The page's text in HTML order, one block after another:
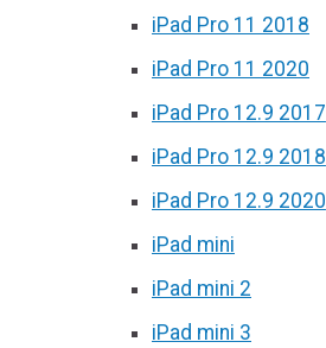
iPad Pro 11 2018
iPad Pro 11 2020
iPad Pro 12.9 2017
iPad Pro 12.9 2018
iPad Pro 12.9 2020
iPad mini
iPad mini 2
iPad mini 3